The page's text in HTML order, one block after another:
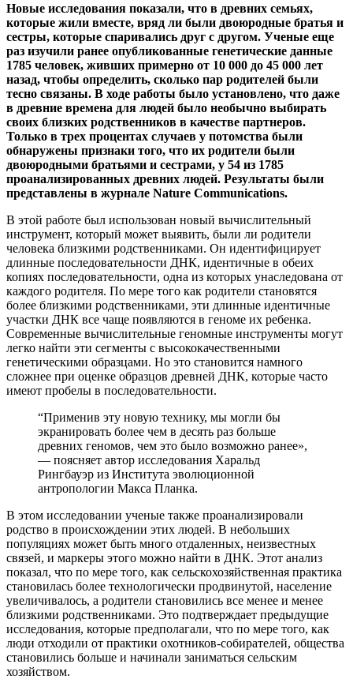
Новые исследования показали, что в древних семьях,
которые жили вместе, вряд ли были двоюродные братья и
сестры, которые спаривались друг с другом. Ученые еще
раз изучили ранее опубликованные генетические данные
1785 человек, живших примерно от 10 000 до 45 000 лет
назад, чтобы определить, сколько пар родителей были
тесно связаны. В ходе работы было установлено, что даже
в древние времена для людей было необычно выбирать
своих близких родственников в качестве партнеров.
Только в трех процентах случаев у потомства были
обнаружены признаки того, что их родители были
двоюродными братьями и сестрами, у 54 из 1785
проанализированных древних людей. Результаты были
представлены в журнале Nature Communications.
В этой работе был использован новый вычислительный
инструмент, который может выявить, были ли родители
человека близкими родственниками. Он идентифицирует
длинные последовательности ДНК, идентичные в обеих
копиях последовательности, одна из которых унаследована от
каждого родителя. По мере того как родители становятся
более близкими родственниками, эти длинные идентичные
участки ДНК все чаще появляются в геноме их ребенка.
Современные вычислительные геномные инструменты могут
легко найти эти сегменты с высококачественными
генетическими образцами. Но это становится намного
сложнее при оценке образцов древней ДНК, которые часто
имеют пробелы в последовательности.
“Применив эту новую технику, мы могли бы
экранировать более чем в десять раз больше
древних геномов, чем это было возможно ранее»,
— поясняет автор исследования Харальд
Рингбауэр из Института эволюционной
антропологии Макса Планка.
В этом исследовании ученые также проанализировали
родство в происхождении этих людей. В небольших
популяциях может быть много отдаленных, неизвестных
связей, и маркеры этого можно найти в ДНК. Этот анализ
показал, что по мере того, как сельскохозяйственная практика
становилась более технологически продвинутой, население
увеличивалось, а родители становились все менее и менее
близкими родственниками. Это подтверждает предыдущие
исследования, которые предполагали, что по мере того, как
люди отходили от практики охотников-собирателей, общества
становились больше и начинали заниматься сельским
хозяйством.